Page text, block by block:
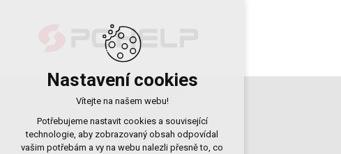
Nastavení cookies
Vítejte na našem webu!
Potřebujeme nastavit cookies a související
technologie, aby zobrazovaný obsah odpovídal
vašim potřebám a vy na webu nalezli přesně to, co